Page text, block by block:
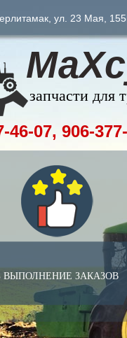
запчасти для
ВЫПОЛНЕНИЕ ЗАКАЗОВ
ул. 23 Мая,
46-07, 906-